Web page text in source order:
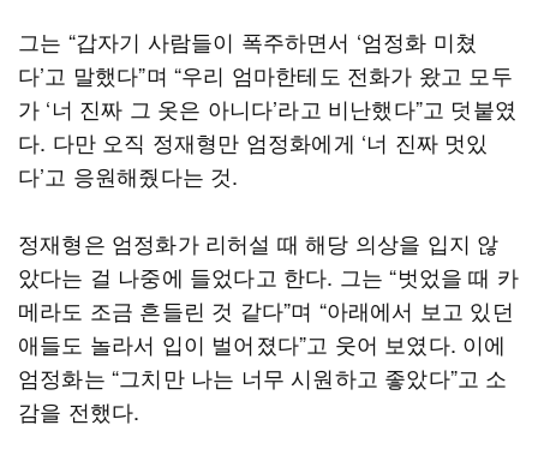
그는 “갑자기 사람들이 폭주하면서 ‘엄정화 미쳤
다’고 말했다”며 “우리 엄마한테도 전화가 왔고 모두
가 ‘너 진짜 그 옷은 아니다’라고 비난했다”고 덧붙였
다. 다만 오직 정재형만 엄정화에게 ‘너 진짜 멋있
다’고 응원해줬다는 것.
정재형은 엄정화가 리허설 때 해당 의상을 입지 않
았다는 걸 나중에 들었다고 한다. 그는 “벗었을 때 카
메라도 조금 흔들린 것 같다”며 “아래에서 보고 있던
애들도 놀라서 입이 벌어졌다”고 웃어 보였다. 이에
엄정화는 “그치만 나는 너무 시원하고 좋았다”고 소
감을 전했다.